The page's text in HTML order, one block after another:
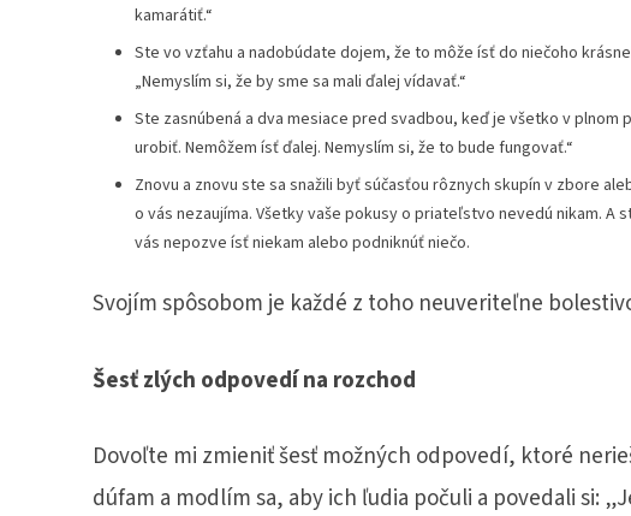
kamarátiť.“
Ste vo vzťahu a nadobúdate dojem, že to môže ísť do niečoho
„Nemyslím si, že by sme sa mali ďalej vídavať.“
Ste zasnúbená a dva mesiace pred svadbou, keď je všetko v plnom
urobiť. Nemôžem ísť ďalej. Nemyslím si, že to bude fungovať.“
Znovu a znovu ste sa snažili byť súčasťou rôznych skupín v zbore
o vás nezaujíma. Všetky vaše pokusy o priateľstvo nevedú nikam. A
vás nepozve ísť niekam alebo podniknúť niečo.
Svojím spôsobom je každé z toho neuveriteľne
Šesť zlých odpovedí na rozchod
Dovoľte mi zmieniť šesť možných odpovedí, ktoré
dúfam a modlím sa, aby ich ľudia počuli a povedali si: